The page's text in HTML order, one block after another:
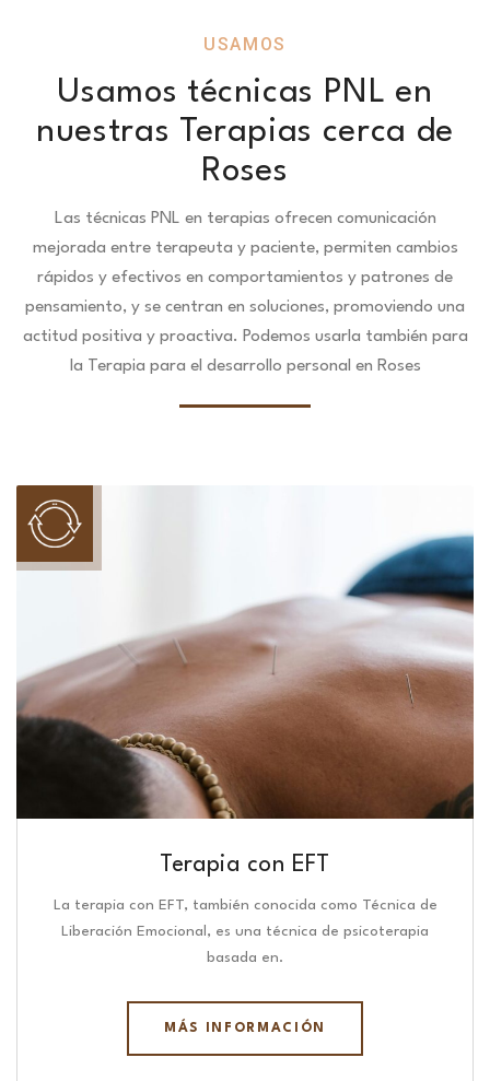
USAMOS
Usamos técnicas PNL en
nuestras Terapias cerca de
Roses
Las técnicas PNL en terapias ofrecen comunicación
mejorada entre terapeuta y paciente, permiten cambios
rápidos y efectivos en comportamientos y patrones de
pensamiento, y se centran en soluciones, promoviendo una
actitud positiva y proactiva. Podemos usarla también para
la Terapia para el desarrollo personal en Roses
Terapia con EFT
La terapia con EFT, también conocida como Técnica de
Liberación Emocional, es una técnica de psicoterapia
basada en.
MÁS INFORMACIÓN